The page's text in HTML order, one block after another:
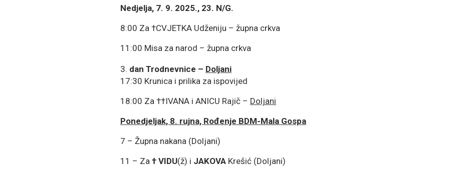
Nedjelja, 7. 9. 2025., 23. N/G.
8:00 Za †CVJETKA Udženiju – župna crkva
11:00 Misa za narod – župna crkva
dan Trodnevnice – Doljani
17:30 Krunica i prilika za ispovijed
18:00 Za ††IVANA i ANICU Rajič – Doljani
Ponedjeljak, 8. rujna, Rođenje BDM-Mala Gospa
7 – Župna nakana (Doljani)
11 – Za † VIDU(ž) i JAKOVA Krešić (Doljani)